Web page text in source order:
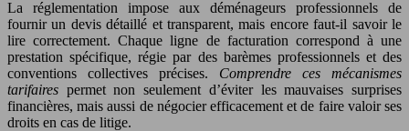
La réglementation impose aux déménageurs professionnels de
fournir un devis détaillé et transparent, mais encore faut-il savoir le
lire correctement. Chaque ligne de facturation correspond à une
prestation spécifique, régie par des barèmes professionnels et des
conventions collectives précises. Comprendre ces mécanismes
tarifaires permet non seulement d’éviter les mauvaises surprises
financières, mais aussi de négocier efficacement et de faire valoir ses
droits en cas de litige.